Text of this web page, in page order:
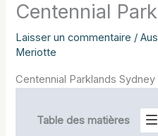
Centennial
Laisser un commentaire /
Meriotte
Centennial Parklands Sydney
Table des matières